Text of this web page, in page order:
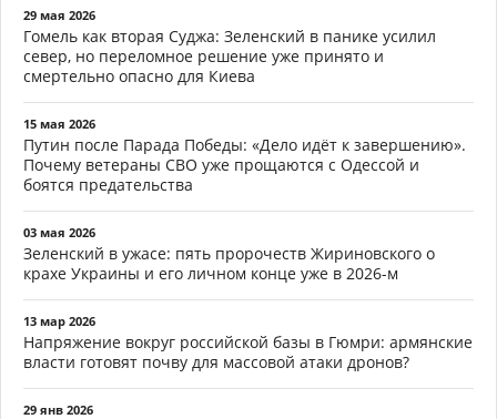
29 мая 2026
Гомель как вторая Суджа: Зеленский в панике усилил
север, но переломное решение уже принято и
смертельно опасно для Киева
15 мая 2026
Путин после Парада Победы: «Дело идёт к завершению».
Почему ветераны СВО уже прощаются с Одессой и
боятся предательства
03 мая 2026
Зеленский в ужасе: пять пророчеств Жириновского о
крахе Украины и его личном конце уже в 2026-м
13 мар 2026
Напряжение вокруг российской базы в Гюмри: армянские
власти готовят почву для массовой атаки дронов?
29 янв 2026